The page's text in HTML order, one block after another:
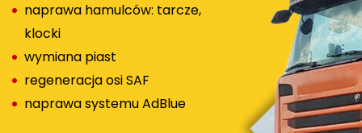
naprawa hamulców: tarcze,
klocki
wymiana piast
regeneracja osi SAF
naprawa systemu AdBlue